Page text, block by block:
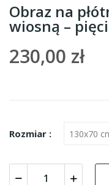
Obraz na
wiosną –
230,00 zł
Rozmiar :